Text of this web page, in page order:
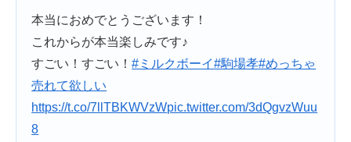
本当におめでとうございます！
これからが本当楽しみです♪
すごい！すごい！#ミルクボーイ#駒場孝#めっちゃ
売れて欲しい
https://t.co/7llTBKWVzWpic.twitter.com/3dQgvzWuu
8